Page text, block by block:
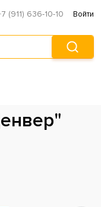
(911) 636-10-10 Войти